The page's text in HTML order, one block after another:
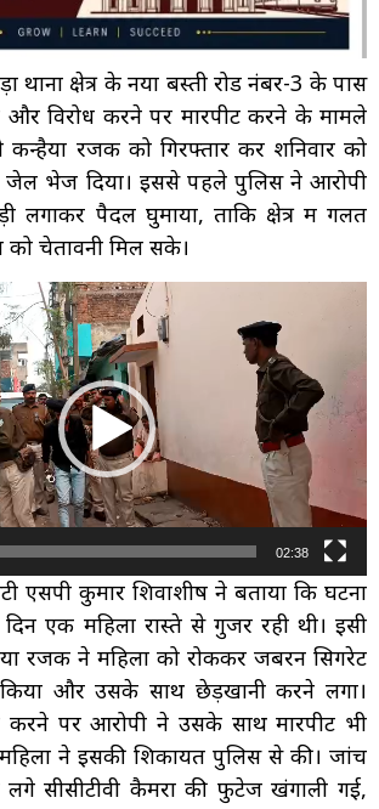
थाना क्षेत्र के नया बस्ती रोड नंबर-3 के पास
और विरोध करने पर मारपीट करने के मामले
रजक को गिरफ्तार कर शनिवार को
जेल भेज दिया। इससे पहले पुलिस ने आरोपी
लगाकर पैदल घुमाया, ताकि क्षेत्र में गलत
चेतावनी मिल सके।
02:38
एसपी कुमार शिवाशीष ने बताया कि घटना
एक महिला रास्ते से गुजर रही थी। इसी
रजक ने महिला को रोककर जबरन सिगरेट
किया और उसके साथ छेड़खानी करने लगा।
करने पर आरोपी ने उसके साथ मारपीट भी
ने इसकी शिकायत पुलिस से की। जांच
सीसीटीवी कैमरों की फुटेज खंगाली गई,